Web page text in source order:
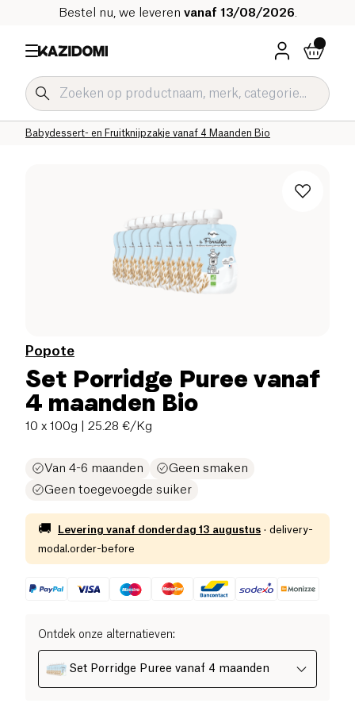
Bestel nu, we leveren vanaf 13/08/2026
Babydessert- en Fruitknijpzakje vanaf 4 Maanden Bio
Babydessert- en Fruitknijpzakje Bio
Babyvoeding Bio
Home
Popote
Set Porridge Puree vanaf
4 maanden Bio
10 x 100g | 25.28 €/Kg
Van 4-6 maanden
Geen smaken
Geen toegevoegde suiker
🚚 Levering vanaf donderdag 13 augustus · delivery-
modal.order-before
Ontdek onze alternatieven:
Set Porridge Puree vanaf 4 maanden